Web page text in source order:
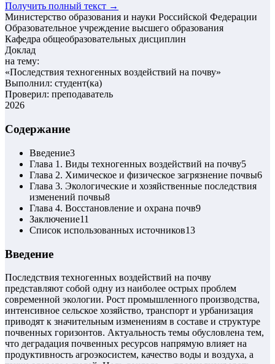
Получить полный текст →
Министерство образования и науки Российской Федерации
Образовательное учреждение высшего образования
Кафедра общеобразовательных дисциплин
Доклад
на тему:
«Последствия техногенных воздействий на почву»
Выполнил: студент(ка)
Проверил: преподаватель
2026
Содержание
Введение3
Глава 1. Виды техногенных воздействий на почву5
Глава 2. Химическое и физическое загрязнение почвы6
Глава 3. Экологические и хозяйственные последствия
изменений почвы8
Глава 4. Восстановление и охрана почв9
Заключение11
Список использованных источников13
Введение
Последствия техногенных воздействий на почву
представляют собой одну из наиболее острых проблем
современной экологии. Рост промышленного производства,
интенсивное сельское хозяйство, транспорт и урбанизация
приводят к значительным изменениям в составе и структуре
почвенных горизонтов. Актуальность темы обусловлена тем,
что деградация почвенных ресурсов напрямую влияет на
продуктивность агроэкосистем, качество воды и воздуха, а